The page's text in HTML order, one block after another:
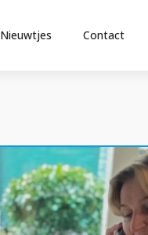
Nieuwtjes Contact